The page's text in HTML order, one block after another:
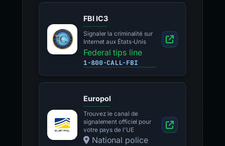
FBI IC3
Signaler la criminalité sur
Internet aux États-Unis
Federal tips line
1-800-CALL-FBI
Europol
Trouvez le canal de
signalement officiel pour
votre pays de l'UE
National police